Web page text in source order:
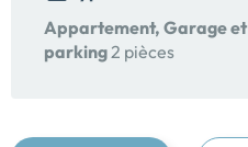
Appartement, Garage et
parking 2 pièces